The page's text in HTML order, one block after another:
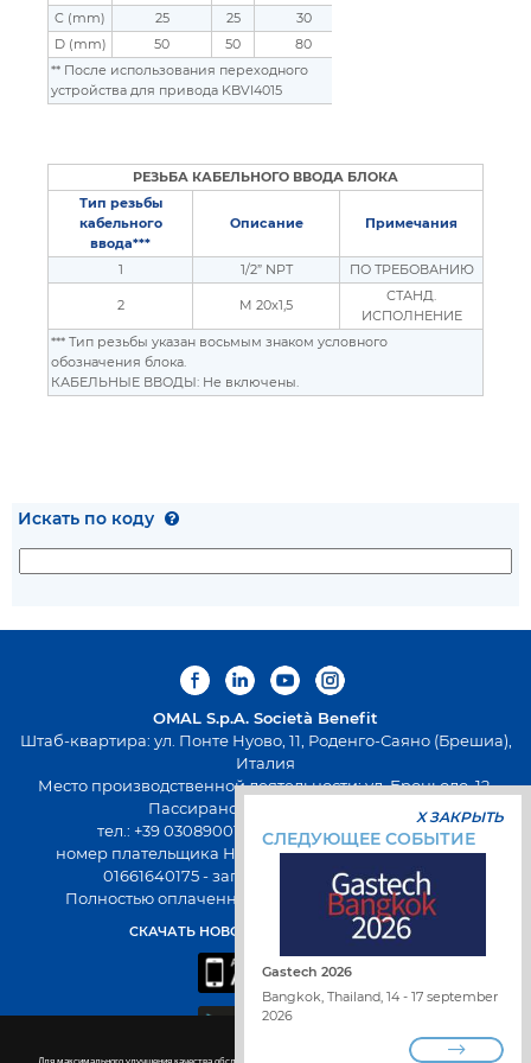
C (mm)
25 25 30
D (mm)
50 50 80
** После использования переходного
устройства для привода KBVI4015
РЕЗЬБА КАБЕЛЬНОГО ВВОДА БЛОКА
Тип резьбы
кабельного
ввода***
Описание Примечания
1 1/2” NPT ПО ТРЕБОВАНИЮ
2 M 20x1,5
СТАНД.
ИСПОЛНЕНИЕ
*** Тип резьбы указан восьмым знаком условного
обозначения блока.
КАБЕЛЬНЫЕ ВВОДЫ: Не включены.
Искать по коду
OMAL S.p.A. Società Benefit
Штаб-квартира: ул. Понте Нуово, 11, Роденго-Саяно (Брешиа),
Италия
Место производственной деятельности: ул. Броньоло, 12,
Пассирано (Брешиа), Италия
тел.: +39 0308900145 факс: +39 0308900423
номер плательщика НДС: 00645720988 - Fiscal Code:
01661640175 - запись в РЭАИП: BS-258271
Полностью оплаченный капитал 500 000,00 евро
СКАЧАТЬ НОВОЕ ПРИЛОЖЕНИЕ OMAL
X ЗАКРЫТЬ
СЛЕДУЮЩЕЕ СОБЫТИЕ
Gastech 2026
Bangkok, Thailand, 14 - 17 september
2026